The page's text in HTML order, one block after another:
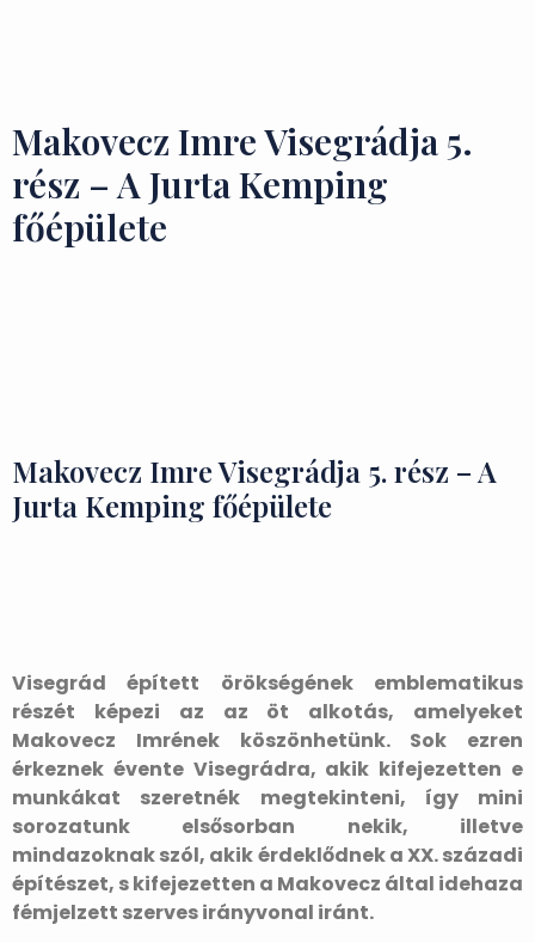
Makovecz Imre Visegrádja 5.
rész – A Jurta Kemping
főépülete
Makovecz Imre Visegrádja 5. rész – A
Jurta Kemping főépülete
Visegrád épített örökségének emblematikus
részét képezi az az öt alkotás, amelyeket
Makovecz Imrének köszönhetünk. Sok ezren
érkeznek évente Visegrádra, akik kifejezetten e
munkákat szeretnék megtekinteni, így mini
sorozatunk elsősorban nekik, illetve
mindazoknak szól, akik érdeklődnek a XX. századi
építészet, s kifejezetten a Makovecz által idehaza
fémjelzett szerves irányvonal iránt.